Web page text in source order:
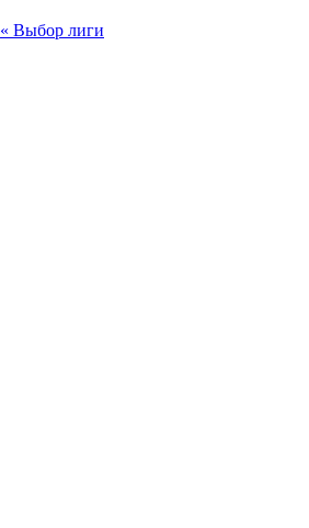
« Выбор лиги